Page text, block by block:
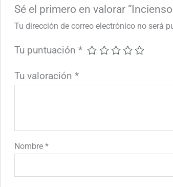
Sé el primero en valorar
Tu dirección de correo electrónico no será
Tu puntuación *
Tu valoración *
Nombre *